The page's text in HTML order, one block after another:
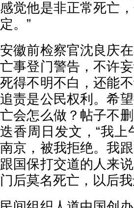
感觉他是非正常死亡
定。”
安徽前检察官沈良庆
亡事登门警告，不许
死得不明不白，还能
追责是公民权利。希
亡会怎么做？帖子不
迭香周日发文，“我
南京，被我拒绝。我
跟国保打交道的人来
门后莫名死亡，以后